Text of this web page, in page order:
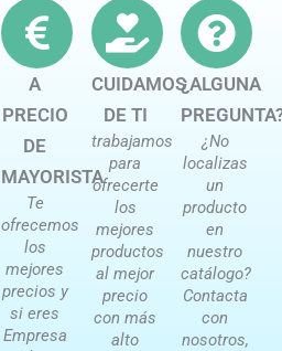
A
PRECIO
DE
MAYORISTA
Te
ofrecemos
los
mejores
precios y
si eres
Empresa
CUIDAMOS
DE TI
trabajamos
para
ofrecerte
los
mejores
productos
al mejor
precio
con más
alto
¿ALGUNA
¿No
localizas
un
producto
en
nuestro
catálogo?
Contacta
con
nosotros,